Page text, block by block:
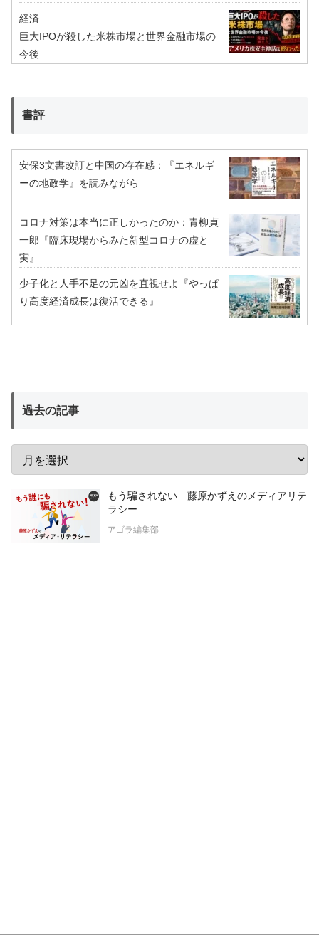
経済
巨大IPOが殺した米株市場と世界金融市場の
今後
書評
安保3文書改訂と中国の存在感：『エネルギ
ーの地政学』を読みながら
コロナ対策は本当に正しかったのか：青柳貞
一郎『臨床現場からみた新型コロナの虚と
実』
少子化と人手不足の元凶を直視せよ『やっぱ
り高度経済成長は復活できる』
過去の記事
もう騙されない 藤原かずえのメディアリテ
ラシー
アゴラ編集部